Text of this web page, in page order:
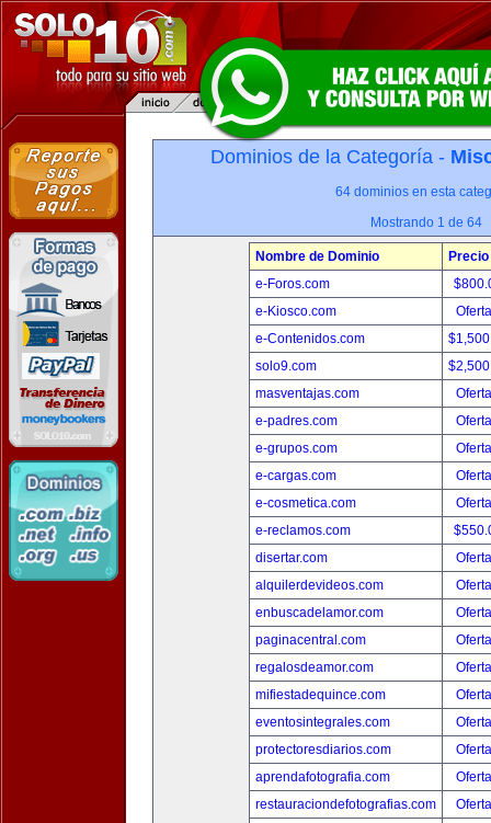
Dominios de la Categoría -
64 dominios en esta
Mostrando 1 de 64
Nombre de Dominio
Precio
e-Foros.com
e-Kiosco.com
e-Contenidos.com
solo9.com
masventajas.com
e-padres.com
e-grupos.com
e-cargas.com
e-cosmetica.com
e-reclamos.com
disertar.com
alquilerdevideos.com
enbuscadelamor.com
paginacentral.com
regalosdeamor.com
mifiestadequince.com
eventosintegrales.com
protectoresdiarios.com
aprendafotografia.com
restauraciondefotografias.com